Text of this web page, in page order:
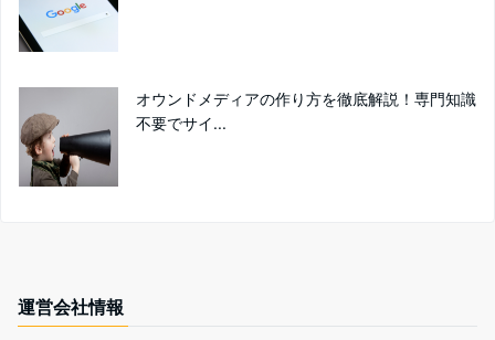
オウンドメディアの作り方を徹底解説！専門知識
不要でサイ...
運営会社情報